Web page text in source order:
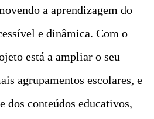
a aprendizagem do
e dinâmica. Com o
está a ampliar o seu
agrupamentos escolares, e
dos conteúdos educativos,